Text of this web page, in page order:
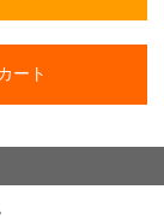
ート